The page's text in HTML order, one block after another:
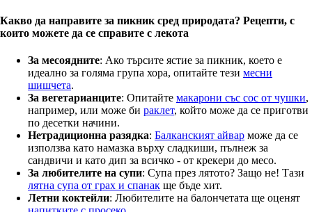
Какво да направите за пикник сред природата? Рецепти, с
които можете да се справите с лекота
За месоядните: Ако търсите ястие за пикник, което е
идеално за голяма група хора, опитайте тези месни
шишчета.
За вегетарианците: Опитайте макарони със сос от чушки,
например, или може би раклет, който може да се приготви
по десетки начини.
Нетрадиционна разядка: Балканският айвар може да се
използва като намазка върху сладкиши, пълнеж за
сандвичи и като дип за всичко - от крекери до месо.
За любителите на супи: Супа през лятото? Защо не! Тази
лятна супа от грах и спанак ще бъде хит.
Летни коктейли: Любителите на балончетата ще оценят